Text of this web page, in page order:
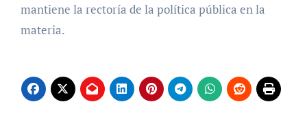
mantiene la rectoría de la política pública en la
materia.